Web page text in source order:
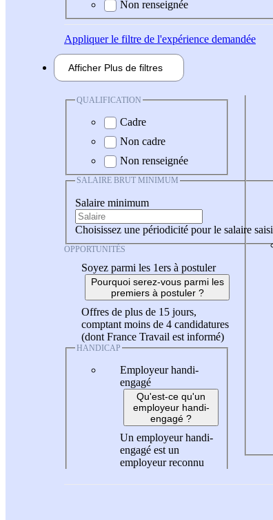
Non renseignée
Appliquerle filtre de l'expérience demandée
Afficher Plus de filtres
QUALIFICATION
Cadre
Non cadre
Non renseignée
SALAIRE BRUT MINIMUM
Salaire minimum
Choisissez une périodicité pour le salaire saisi
OPPORTUNITÉS
Soyez parmi les 1ers à postuler
Pourquoi serez-vous parmi les
premiers à postuler ?
Offres de plus de 15 jours,
comptant moins de 4 candidatures
(dont France Travail est informé)
HANDICAP
Employeur handi-
engagé
Qu'est-ce qu'un
employeur handi-
engagé ?
Un employeur handi-
engagé est un
employeur reconnu